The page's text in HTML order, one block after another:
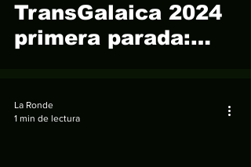
TransGalaica 2024
primera parada:
La Ronde
1 min de lectura